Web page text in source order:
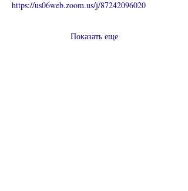
https://us06web.zoom.us/j/87242096020
Показать еще